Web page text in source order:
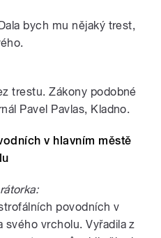
bych mu nějaký trest,
trestu. Zákony podobné
Pavel Pavlas, Kladno.
v hlavním městě
povodních v
svého vrcholu. Vyřadila z